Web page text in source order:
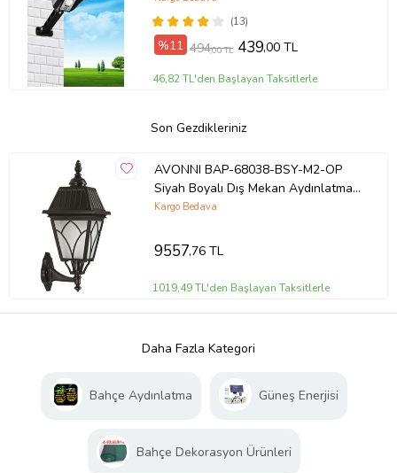
29cm
(13)
%11 494,00 TL 439,00 TL
46,82 TL'den Başlayan Taksitlerle
Son Gezdikleriniz
AVONNI BAP-68038-BSY-M2-OP
Siyah Boyalı Dış Mekan Aydınlatma
E27 Aluminyum Cam 23x55cm
Kargo Bedava
9557,76 TL
1019,49 TL'den Başlayan Taksitlerle
Daha Fazla Kategori
Bahçe Aydınlatma Güneş Enerjisi
Bahçe Dekorasyon Ürünleri